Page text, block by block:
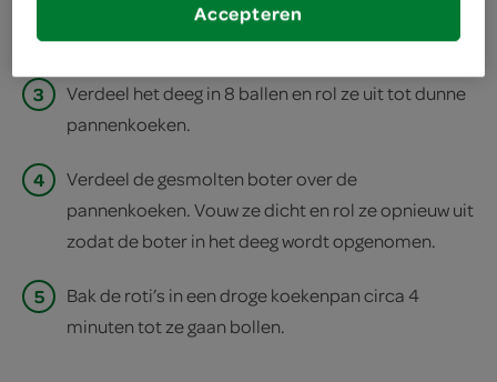
2 Dek de kom af en laat 30 minuten rijzen.
3
Verdeel het deeg in 8 ballen en rol ze uit tot dunne
pannenkoeken.
4
Verdeel de gesmolten boter over de
pannenkoeken. Vouw ze dicht en rol ze opnieuw uit
zodat de boter in het deeg wordt opgenomen.
5
Bak de roti’s in een droge koekenpan circa 4
minuten tot ze gaan bollen.
Accepteren